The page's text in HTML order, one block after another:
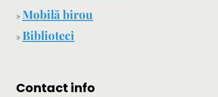
» Mobilă birou
» Biblioteci
Contact info